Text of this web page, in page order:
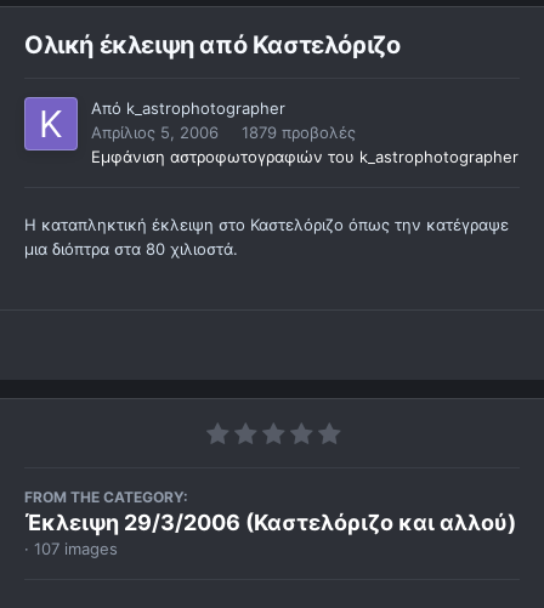
Ολική έκλειψη από Καστελόριζο
Από k_astrophotographer
Απρίλιος 5, 2006
1879 προβολές
Εμφάνιση αστροφωτογραφιών του k_astrophotographer
Η καταπληκτική έκλειψη στο Καστελόριζο όπως την κατέγραψε
μια διόπτρα στα 80 χιλιοστά.
FROM THE CATEGORY:
Έκλειψη 29/3/2006 (Καστελόριζο και αλλού)
· 107 images